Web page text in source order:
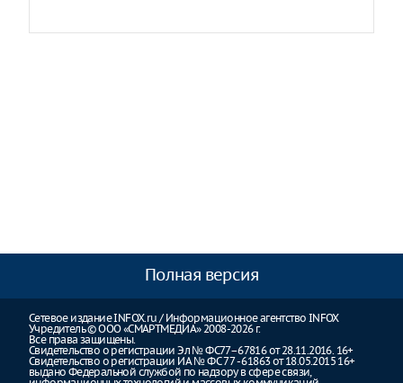
Полная версия
Сетевое издание INFOX.ru / Информационное агентство INFOX
Учредитель © ООО «СМАРТМЕДИА» 2008-2026 г.
Все права защищены.
Свидетельство о регистрации Эл № ФС77–67816 от 28.11.2016. 16+
Свидетельство о регистрации ИА № ФС 77 - 61863 от 18.05.2015 16+
выдано Федеральной службой по надзору в сфере связи,